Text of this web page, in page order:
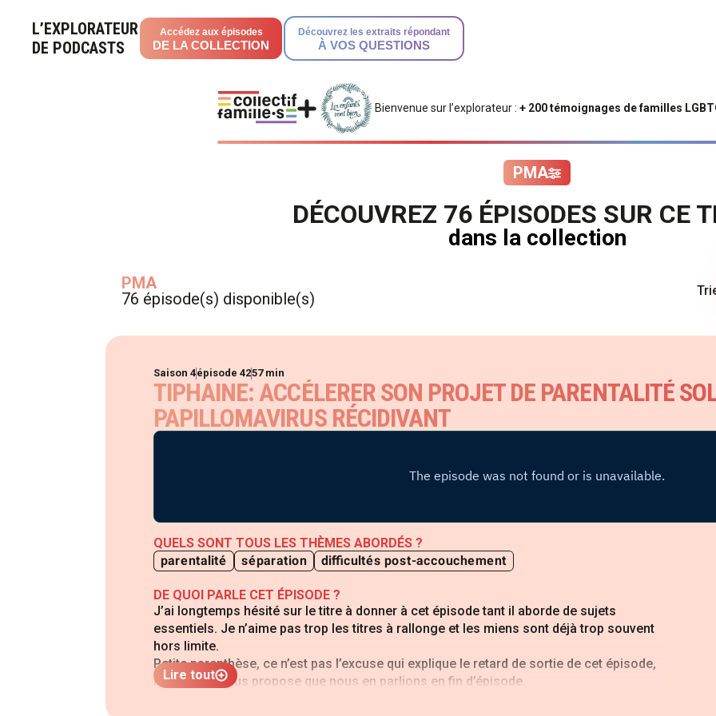
L’EXPLORATEUR
DE PODCASTS
Accédez aux épisodes
DE LA COLLECTION
Découvrez les extraits répondant
À VOS QUESTIONS
Bienvenue sur l’explorateur : + 200 témoignages de familles
PMA
DÉCOUVREZ 76 ÉPISODES SUR CE
dans la collection
PMA
76 épisode(s) disponible(s)
Saison 4épisode 4257 min
TIPHAINE: ACCÉLERER SON PROJET DE PARENTALITÉ
PAPILLOMAVIRUS RÉCIDIVANT
QUELS SONT TOUS LES THÈMES ABORDÉS ?
parentalité séparation difficultés post-accouchement
DE QUOI PARLE CET ÉPISODE ?
J’ai longtemps hésité sur le titre à donner à cet épisode tant il aborde de sujets
essentiels. Je n’aime pas trop les titres à rallonge et les miens sont déjà trop souvent
hors limite.
Petite parenthèse, ce n’est pas l’excuse qui explique le retard de sortie de cet épisode,
mais ça, je vous propose que nous en parlions en fin d’épisode.
Lire tout